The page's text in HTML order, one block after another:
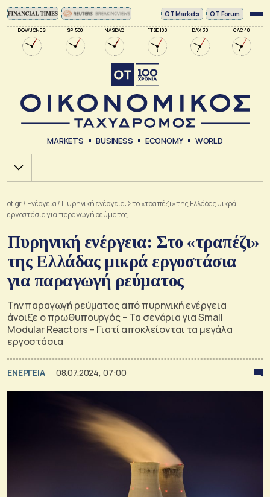
DOW JONES SP 500 NASDAQ FTSE 100 DAX 30 CAC 40
ΟΤ Markets OT Forum
MARKETS BUSINESS ECONOMY WORLD
Χ.Α.
ot.gr/ Ενέργεια/ Πυρηνική ενέργεια: Στο «τραπέζι» της Ελλάδας μικρά
εργοστάσια για παραγωγή ρεύματος
Πυρηνική ενέργεια: Στο «τραπέζι»
της Ελλάδας μικρά εργοστάσια
για παραγωγή ρεύματος
Την παραγωγή ρεύματος από πυρηνική ενέργεια
άνοιξε ο πρωθυπουργός – Τα σενάρια για Small
Modular Reactors – Γιατί αποκλείονται τα μεγάλα
εργοστάσια
ΕΝΕΡΓΕΙΑ 08.07.2024, 07:00